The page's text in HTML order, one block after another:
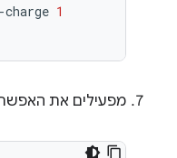
-charge 1
מפעילים את